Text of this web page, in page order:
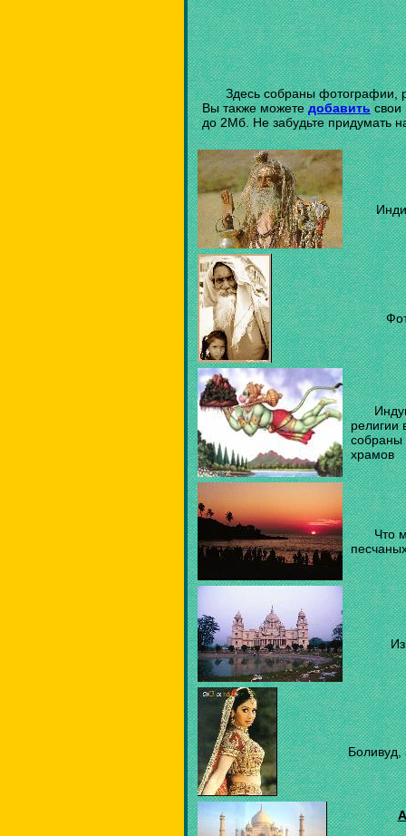
Здесь собраны
Вы также можетедобавитьсвои
до 2Мб. Не забудьте придумать
религии
собраны
храмов
Что
Боливуд,